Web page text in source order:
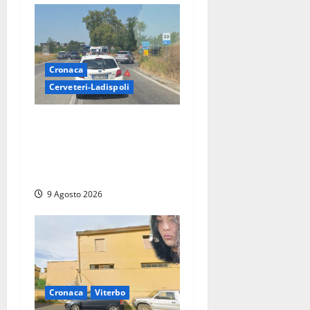
Cronaca
Cerveteri-Ladispoli
9 Agosto 2026
Cronaca Viterbo